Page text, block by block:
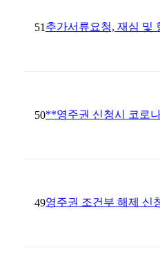
51 추가서류요청, 재심 및
50**영주권 신청시 코로
49영주권 조건부 해제 신